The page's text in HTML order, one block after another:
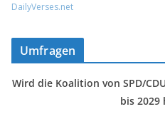
DailyVerses.net
Umfragen
Wird die Koalition von SPD/
bis 2029